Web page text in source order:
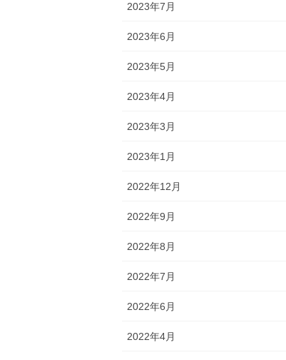
2023年7月
2023年6月
2023年5月
2023年4月
2023年3月
2023年1月
2022年12月
2022年9月
2022年8月
2022年7月
2022年6月
2022年4月